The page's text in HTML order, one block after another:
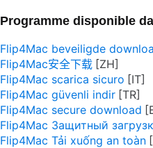
Programme disponible
Flip4Mac beveiligde
Flip4Mac安全下载
Flip4Mac scarica sicuro
Flip4Mac güvenli indir
Flip4Mac secure download
Flip4Mac Защитный
Flip4Mac Tải xuống an toàn